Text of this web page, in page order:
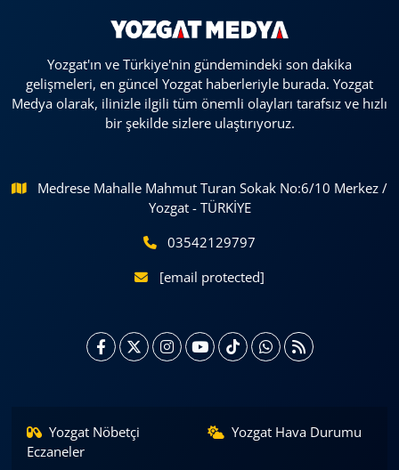
Yozgat'ın ve Türkiye'nin gündemindeki son dakika
gelişmeleri, en güncel Yozgat haberleriyle burada. Yozgat
Medya olarak, ilinizle ilgili tüm önemli olayları tarafsız ve hızlı
bir şekilde sizlere ulaştırıyoruz.
Medrese Mahalle Mahmut Turan Sokak No:6/10 Merkez /
Yozgat - TÜRKİYE
03542129797
[email protected]
Yozgat Nöbetçi
Eczaneler
Yozgat Hava Durumu